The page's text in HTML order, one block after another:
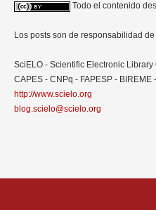
Todo el contenido
Los posts son de responsabilidad
SciELO - Scientific Electronic Library
CAPES - CNPq - FAPESP - BIREME
http://www.scielo.org
blog.scielo@scielo.org